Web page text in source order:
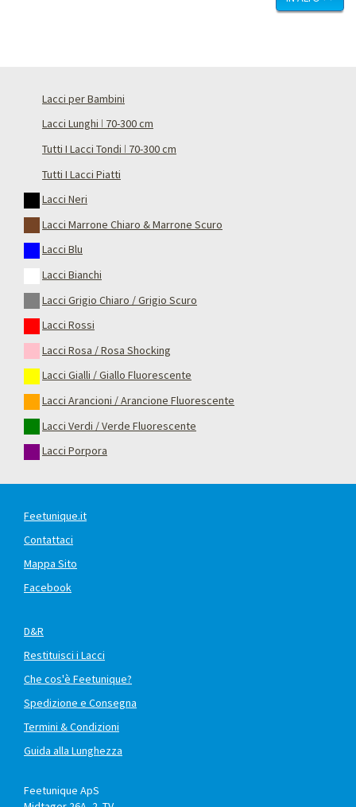
Lacci per Bambini
Lacci Lunghi ǀ 70-300 cm
Tutti I Lacci Tondi ǀ 70-300 cm
Tutti I Lacci Piatti
Lacci Neri
Lacci Marrone Chiaro & Marrone Scuro
Lacci Blu
Lacci Bianchi
Lacci Grigio Chiaro / Grigio Scuro
Lacci Rossi
Lacci Rosa / Rosa Shocking
Lacci Gialli / Giallo Fluorescente
Lacci Arancioni / Arancione Fluorescente
Lacci Verdi / Verde Fluorescente
Lacci Porpora
Feetunique.it
Contattaci
Mappa Sito
Facebook
D&R
Restituisci i Lacci
Che cos'è Feetunique?
Spedizione e Consegna
Termini & Condizioni
Guida alla Lunghezza
Feetunique ApS